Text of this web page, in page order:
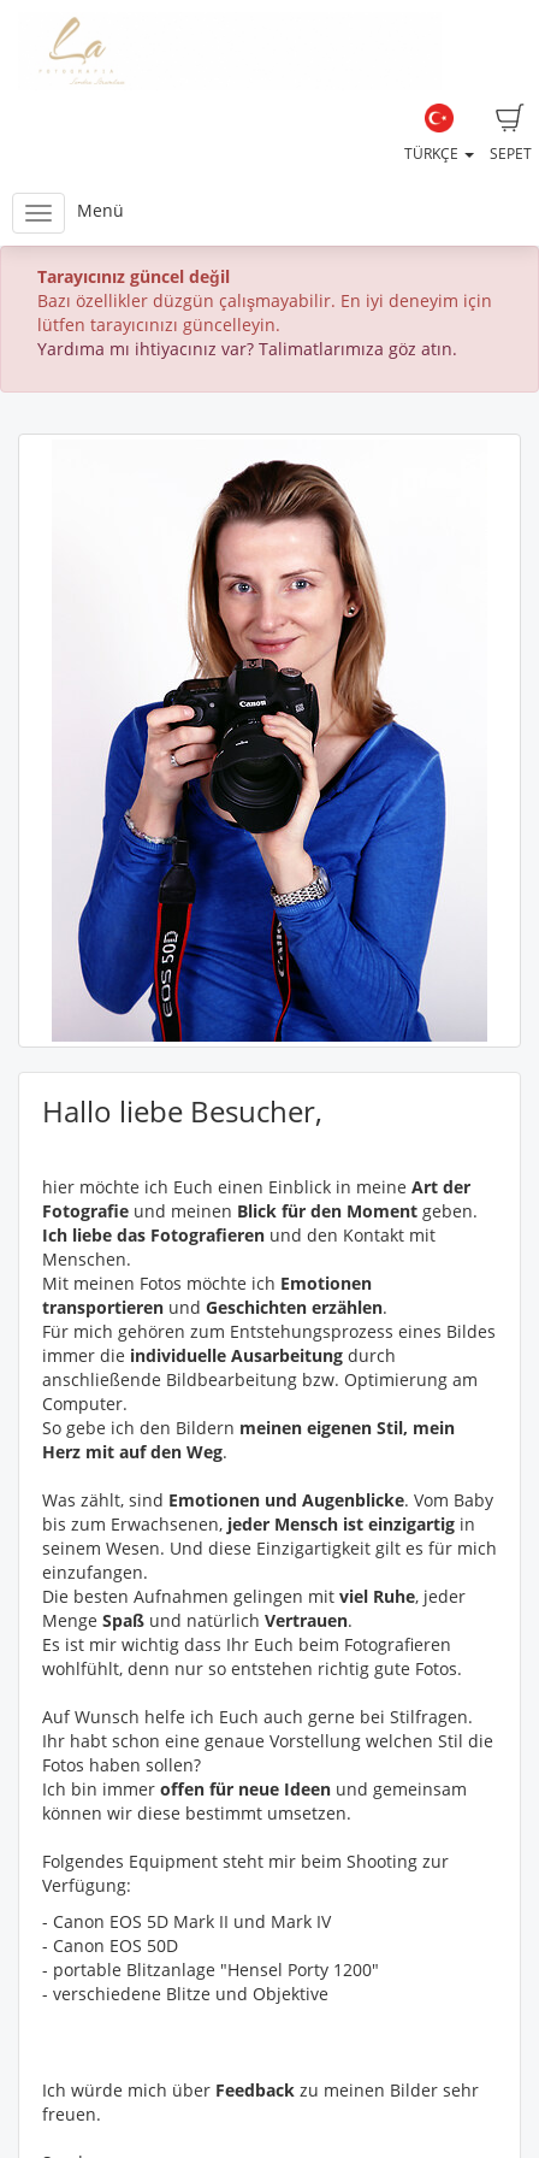
SEPET
TÜRKÇE
Menü
Tarayıcınız güncel değil
Bazı özellikler düzgün çalışmayabilir. En iyi deneyim için
lütfen tarayıcınızı güncelleyin.
Yardıma mı ihtiyacınız var? Talimatlarımıza göz atın.
Hallo liebe Besucher,
hier möchte ich Euch einen Einblick in meine Art der
Fotografie und meinen Blick für den Moment geben.
Ich liebe das Fotografieren und den Kontakt mit
Menschen.
Mit meinen Fotos möchte ich Emotionen
transportieren und Geschichten erzählen.
Für mich gehören zum Entstehungsprozess eines Bildes
immer die individuelle Ausarbeitung durch
anschließende Bildbearbeitung bzw. Optimierung am
Computer.
So gebe ich den Bildern meinen eigenen Stil, mein
Herz mit auf den Weg.
Was zählt, sind Emotionen und Augenblicke. Vom Baby
bis zum Erwachsenen, jeder Mensch ist einzigartig in
seinem Wesen. Und diese Einzigartigkeit gilt es für mich
einzufangen.
Die besten Aufnahmen gelingen mit viel Ruhe, jeder
Menge Spaß und natürlich Vertrauen.
Es ist mir wichtig dass Ihr Euch beim Fotografieren
wohlfühlt, denn nur so entstehen richtig gute Fotos.
Auf Wunsch helfe ich Euch auch gerne bei Stilfragen.
Ihr habt schon eine genaue Vorstellung welchen Stil die
Fotos haben sollen?
Ich bin immer offen für neue Ideen und gemeinsam
können wir diese bestimmt umsetzen.
Folgendes Equipment steht mir beim Shooting zur
Verfügung:
- Canon EOS 5D Mark II und Mark IV
- Canon EOS 50D
- portable Blitzanlage "Hensel Porty 1200"
- verschiedene Blitze und Objektive
Ich würde mich über Feedback zu meinen Bilder sehr
freuen.